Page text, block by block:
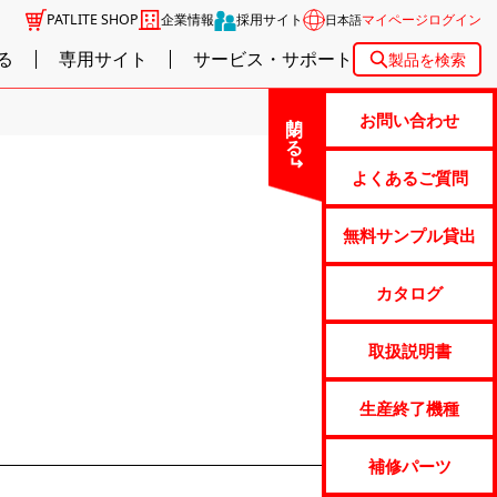
PATLITE SHOP 企業情報 採用サイト 日本語マイページログイン
専用サイト サービス・サポート 製品を検索
閉じる お問い合わせ
よくあるご質問
無料サンプル貸出
カタログ
取扱説明書
生産終了機種
補修パーツ